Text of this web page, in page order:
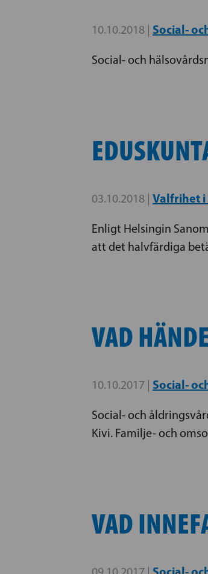
10.10.2018 | Social-
Social- och
03.10.2018 | Valfrihet
Enligt Helsingin
att det halvfärdiga
VAD
10.10.2017 | Social-
Social- och
Kivi. Familje- och
VAD